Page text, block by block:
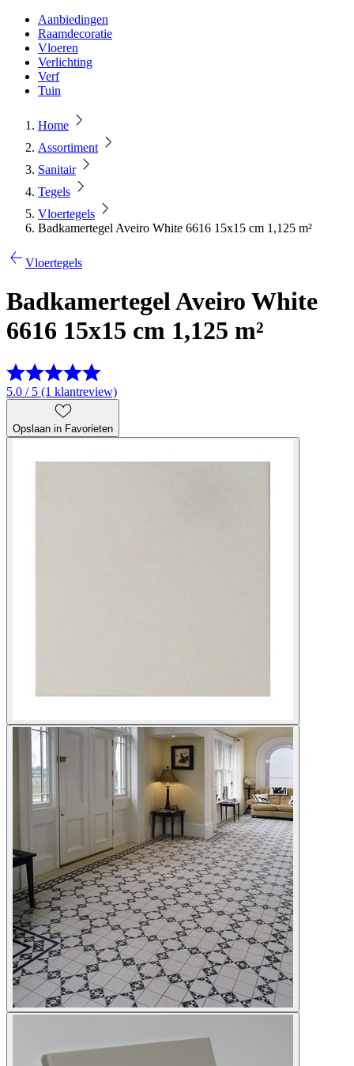
Aanbiedingen
Raamdecoratie
Vloeren
Verlichting
Verf
Tuin
Home
Assortiment
Sanitair
Tegels
Vloertegels
Badkamertegel Aveiro White 6616 15x15 cm 1,125 m²
Vloertegels
Badkamertegel Aveiro White
6616 15x15 cm 1,125 m²
5.0 / 5 (1 klantreview)
Opslaan in Favorieten